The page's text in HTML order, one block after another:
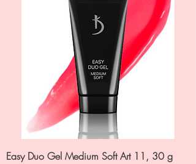
Easy Duo Gel Medium Soft Art 11, 30 g